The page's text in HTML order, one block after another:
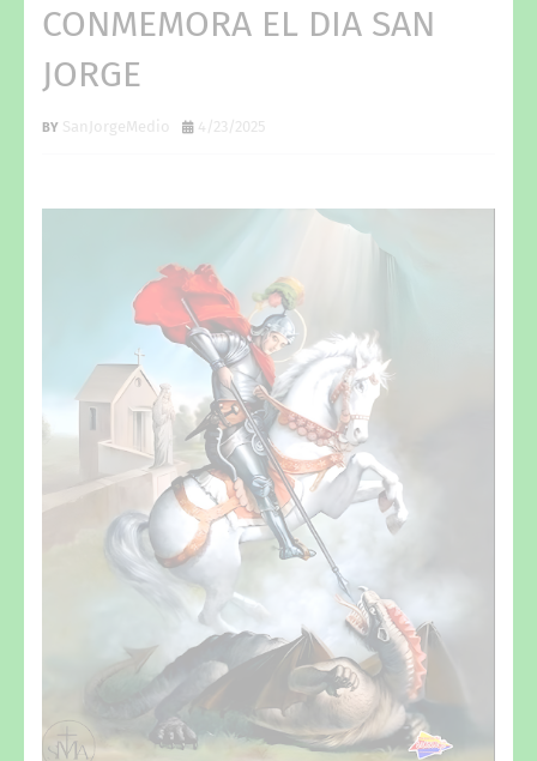
CONMEMORA EL DIA SAN
JORGE
SanJorgeMedio 4/23/2025